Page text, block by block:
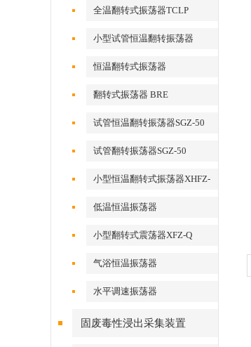
全温翻转式振荡器TCLP
小型试管恒温翻转振荡器
恒温翻转式振荡器
翻转式振荡器 BRE
试管恒温翻转振荡器SGZ-50
试管翻转振荡器SGZ-50
小型恒温翻转式振荡器XHFZ-
低温恒温振荡器
小型翻转式震荡器XFZ-Q
气浴恒温振荡器
水平调速振荡器
固废毒性浸出采集装置